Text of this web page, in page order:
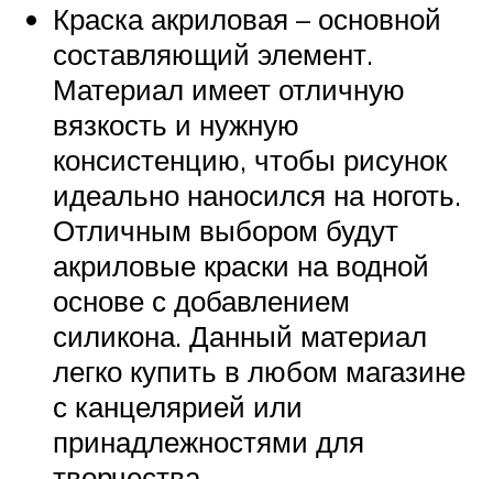
Краска акриловая – основной
составляющий элемент.
Материал имеет отличную
вязкость и нужную
консистенцию, чтобы рисунок
идеально наносился на ноготь.
Отличным выбором будут
акриловые краски на водной
основе с добавлением
силикона. Данный материал
легко купить в любом магазине
с канцелярией или
принадлежностями для